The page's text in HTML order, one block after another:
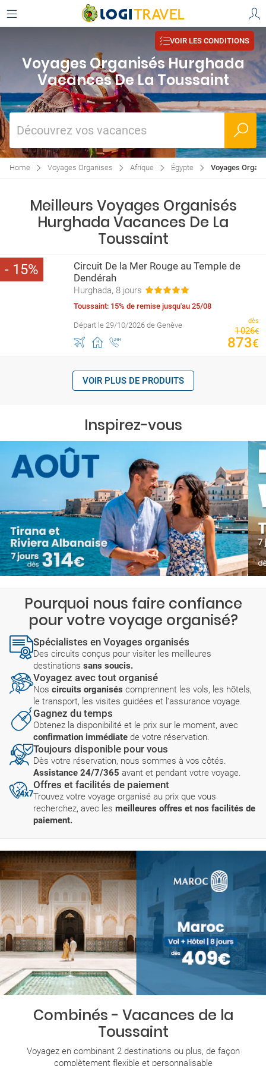
VOIR LES CONDITIONS
Voyages Organisés Hurghada
Vacances De La Toussaint
Découvrez vos vacances
Home Voyages Organises Afrique Égypte Voyages
Meilleurs Voyages Organisés
Hurghada Vacances De La
Toussaint
15
Circuit De la Mer Rouge au Temple de
Dendérah
Hurghada, 8 jours
Toussaint: 15% de remise jusqu'au 25/08
Départ le 29/10/2026 de Genève dès
1026€
873€
VOIR PLUS DE PRODUITS
Inspirez-vous
Pourquoi nous faire confiance
pour votre voyage organisé?
Spécialistes en Voyages organisés
Des circuits conçus pour visiter les meilleures
destinations sans soucis.
Voyagez avec tout organisé
Nos circuits organisés comprennent les vols, les hôtels,
le transport, les visites guidées et l'assurance voyage.
Gagnez du temps
Obtenez la disponibilité et le prix sur le moment, avec
confirmation immédiate de votre réservation.
Toujours disponible pour vous
Dès votre réservation, nous sommes à vos côtés.
Assistance 24/7/365 avant et pendant votre voyage.
Offres et facilités de paiement
Trouvez votre voyage organisé au prix que vous
recherchez, avec les meilleures offres et nos facilités de
paiement.
Combinés - Vacances de la
Toussaint
Voyagez en combinant 2 destinations ou plus, de façon
complètement flexible et personnalisable